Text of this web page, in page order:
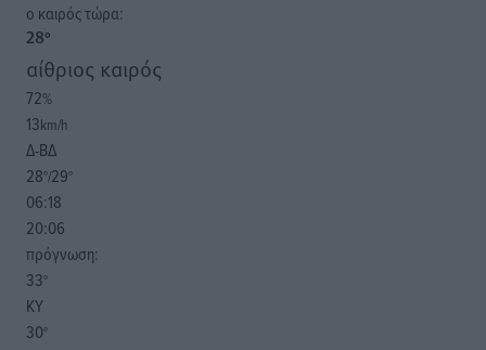
o καιρός τώρα:
28°
αίθριος καιρός
72%
13km/h
Δ-ΒΔ
28°/29°
06:18
20:06
πρόγνωση:
33°
ΚΥ
30°